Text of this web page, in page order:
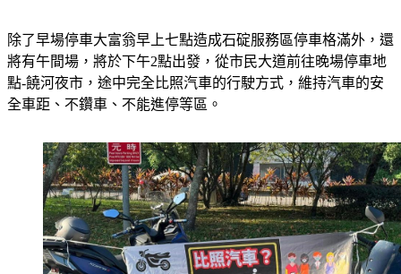
除了早場停車大富翁早上七點造成石碇服務區停車格滿外，還
將有午間場，將於下午2點出發，從市民大道前往晚場停車地
點-饒河夜市，途中完全比照汽車的行駛方式，維持汽車的安
全車距、不鑽車、不能進停等區。